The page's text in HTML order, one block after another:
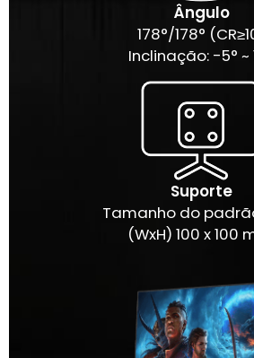
Ângulo
178°/178°
Inclinação: -5° ~
Suporte
Tamanho do
(WxH) 100 x 100